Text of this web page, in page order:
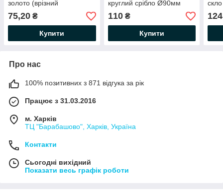
золото (врізний
стельовий)
75,20 ₴
Купити
круглий срібло Ø90мм
(врізний Ø60мм, глибина
60мм) під змінну лампу
MR16 G5.3
110₴
Купити
Про нас
100% позитивних з 871 відгука за рік
Працює з 31.03.2016
м. Харків
ТЦ "Барабашово", Харків, Україна
Контакти
Сьогодні вихідний
Показати весь графік роботи